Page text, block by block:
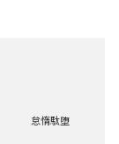
怠惰駄堕